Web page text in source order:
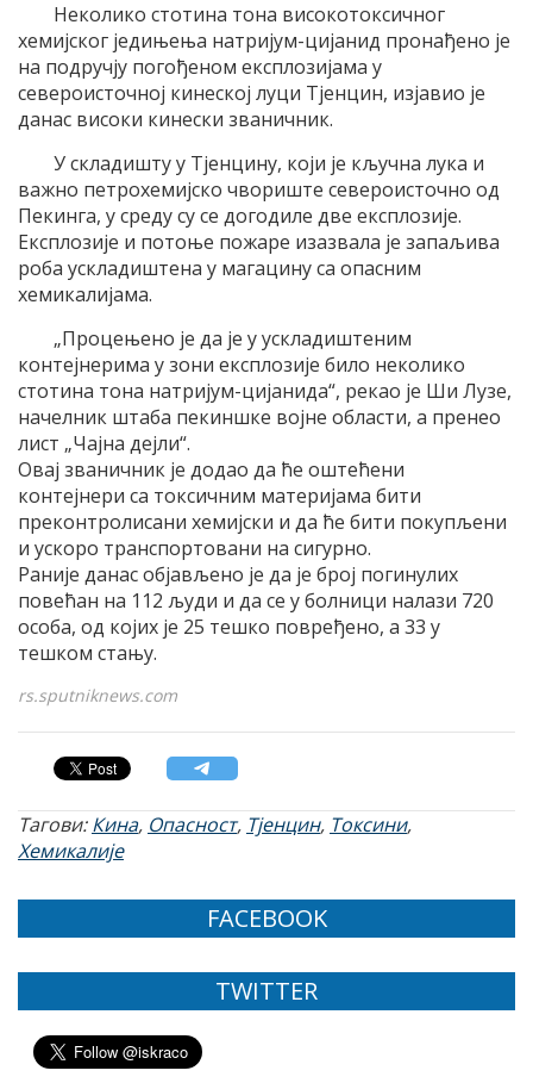
Неколико стотина тона високотоксичног
хемијског једињења натријум-цијанид пронађено је
на подручју погођеном експлозијама у
североисточној кинеској луци Тјенцин, изјавио је
данас високи кинески званичник.
У складишту у Тјенцину, који је кључна лука и
важно петрохемијско чвориште североисточно од
Пекинга, у среду су се догодиле две експлозије.
Експлозије и потоње пожаре изазвала је запаљива
роба ускладиштена у магацину са опасним
хемикалијама.
„Процењено је да је у ускладиштеним
контејнерима у зони експлозије било неколико
стотина тона натријум-цијанида“, рекао је Ши Лузе,
начелник штаба пекиншке војне области, а пренео
лист „Чајна дејли“.
Овај званичник је додао да ће оштећени
контејнери са токсичним материјама бити
преконтролисани хемијски и да ће бити покупљени
и ускоро транспортовани на сигурно.
Раније данас објављено је да је број погинулих
повећан на 112 људи и да се у болници налази 720
особа, од којих је 25 тешко повређено, а 33 у
тешком стању.
rs.sputniknews.com
Тагови:Кина, Опасност, Тјенцин, Токсини,
Хемикалије
FACEBOOK
TWITTER